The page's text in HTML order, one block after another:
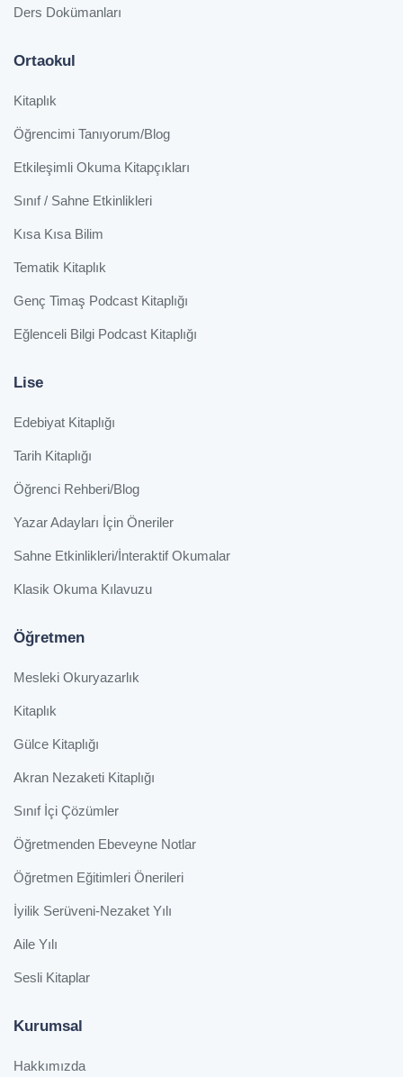
Ders Dokümanları
Ortaokul
Kitaplık
Öğrencimi Tanıyorum/Blog
Etkileşimli Okuma Kitapçıkları
Sınıf / Sahne Etkinlikleri
Kısa Kısa Bilim
Tematik Kitaplık
Genç Timaş Podcast Kitaplığı
Eğlenceli Bilgi Podcast Kitaplığı
Lise
Edebiyat Kitaplığı
Tarih Kitaplığı
Öğrenci Rehberi/Blog
Yazar Adayları İçin Öneriler
Sahne Etkinlikleri/İnteraktif Okumalar
Klasik Okuma Kılavuzu
Öğretmen
Mesleki Okuryazarlık
Kitaplık
Gülce Kitaplığı
Akran Nezaketi Kitaplığı
Sınıf İçi Çözümler
Öğretmenden Ebeveyne Notlar
Öğretmen Eğitimleri Önerileri
İyilik Serüveni-Nezaket Yılı
Aile Yılı
Sesli Kitaplar
Kurumsal
Hakkımızda